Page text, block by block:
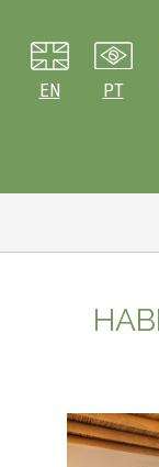
EN PT